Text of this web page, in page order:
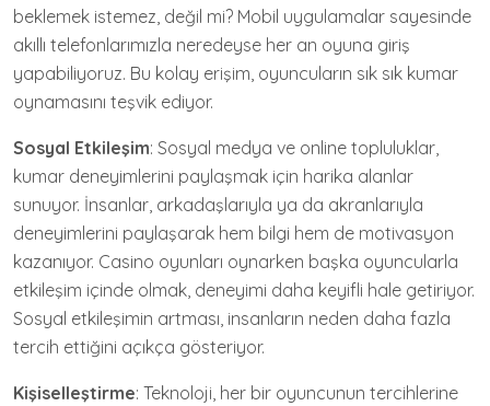
beklemek istemez, değil mi? Mobil uygulamalar sayesinde
akıllı telefonlarımızla neredeyse her an oyuna giriş
yapabiliyoruz. Bu kolay erişim, oyuncuların sık sık kumar
oynamasını teşvik ediyor.
Sosyal Etkileşim: Sosyal medya ve online topluluklar,
kumar deneyimlerini paylaşmak için harika alanlar
sunuyor. İnsanlar, arkadaşlarıyla ya da akranlarıyla
deneyimlerini paylaşarak hem bilgi hem de motivasyon
kazanıyor. Casino oyunları oynarken başka oyuncularla
etkileşim içinde olmak, deneyimi daha keyifli hale getiriyor.
Sosyal etkileşimin artması, insanların neden daha fazla
tercih ettiğini açıkça gösteriyor.
Kişiselleştirme: Teknoloji, her bir oyuncunun tercihlerine